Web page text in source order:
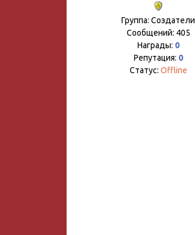
Группа: Создатели
Сообщений: 405
Награды: 0
Репутация: 0
Статус: Offline